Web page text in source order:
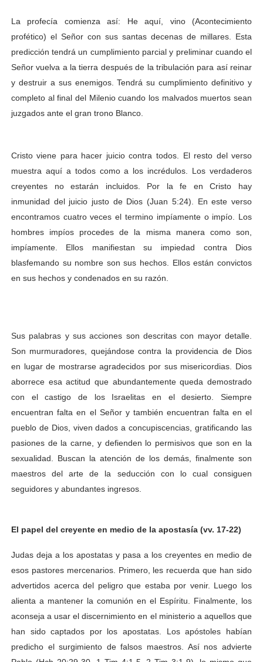
La profecía comienza así: He aquí, vino (Acontecimiento
profético) el Señor con sus santas decenas de millares. Esta
predicción tendrá un cumplimiento parcial y preliminar cuando el
Señor vuelva a la tierra después de la tribulación para así reinar
y destruir a sus enemigos. Tendrá su cumplimiento definitivo y
completo al final del Milenio cuando los malvados muertos sean
juzgados ante el gran trono Blanco.
Cristo viene para hacer juicio contra todos. El resto del verso
muestra aquí a todos como a los incrédulos. Los verdaderos
creyentes no estarán incluidos. Por la fe en Cristo hay
inmunidad del juicio justo de Dios (Juan 5:24). En este verso
encontramos cuatro veces el termino impíamente o impío. Los
hombres impíos procedes de la misma manera como son,
impíamente. Ellos manifiestan su impiedad contra Dios
blasfemando su nombre son sus hechos. Ellos están convictos
en sus hechos y condenados en su razón.
Sus palabras y sus acciones son descritas con mayor detalle.
Son murmuradores, quejándose contra la providencia de Dios
en lugar de mostrarse agradecidos por sus misericordias. Dios
aborrece esa actitud que abundantemente queda demostrado
con el castigo de los Israelitas en el desierto. Siempre
encuentran falta en el Señor y también encuentran falta en el
pueblo de Dios, viven dados a concupiscencias, gratificando las
pasiones de la carne, y defienden lo permisivos que son en la
sexualidad. Buscan la atención de los demás, finalmente son
maestros del arte de la seducción con lo cual consiguen
seguidores y abundantes ingresos.
El papel del creyente en medio de la apostasía (vv. 17-22)
Judas deja a los apostatas y pasa a los creyentes en medio de
esos pastores mercenarios. Primero, les recuerda que han sido
advertidos acerca del peligro que estaba por venir. Luego los
alienta a mantener la comunión en el Espíritu. Finalmente, los
aconseja a usar el discernimiento en el ministerio a aquellos que
han sido captados por los apostatas. Los apóstoles habían
predicho el surgimiento de falsos maestros. Así nos advierte